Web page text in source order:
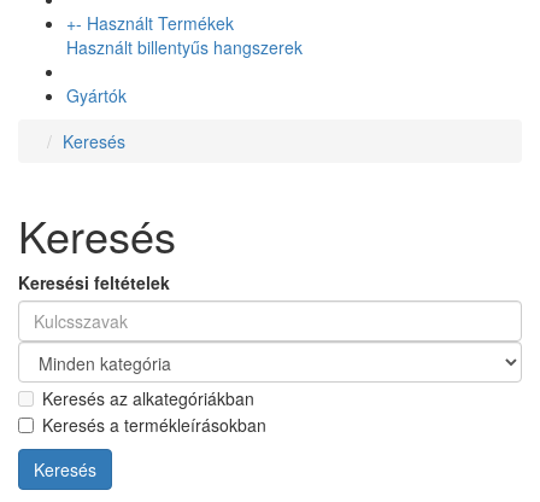
+- Használt Termékek
Használt billentyűs hangszerek
Gyártók
Keresés
Keresés
Keresési feltételek
Keresés az alkategóriákban
Keresés a termékleírásokban